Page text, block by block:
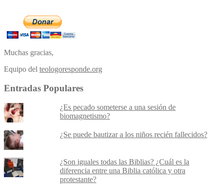
Muchas gracias,
Equipo del teologoresponde.org
Entradas Populares
¿Es pecado someterse a una sesión de
biomagnetismo?
¿Se puede bautizar a los niños recién fallecidos?
¿Son iguales todas las Biblias? ¿Cuál es la
diferencia entre una Biblia católica y otra
protestante?